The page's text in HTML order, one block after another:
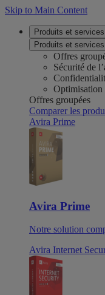
Skip to Main Content
Produits et services
Produits et services
Offres
Sécurité de
Optimisation
Offres groupées
Comparer les
Avira Prime
Avira Prime
Notre solution
Avira Internet